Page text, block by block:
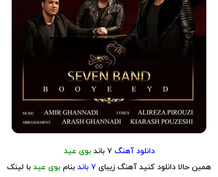
دانلود آهنگ۷ باند
بوی عید
همین حالا دانلود کنید آهنگ زیبای ۷ باند بنام بوی عید با لینک